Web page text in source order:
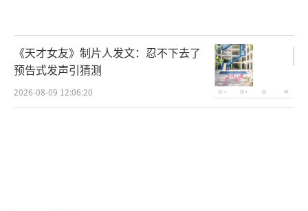
《天才女友》制片人发文：忍不下去了
预告式发声引猜测
2026-08-09 12:06:20